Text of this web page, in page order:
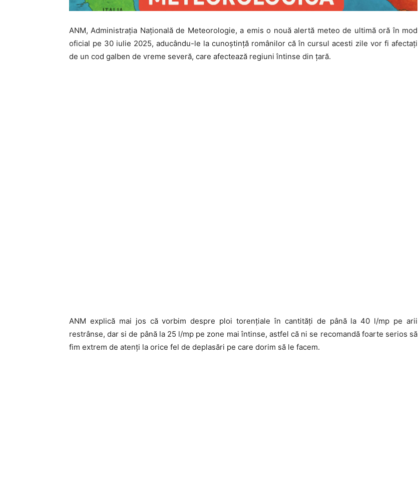
ANM, Administrația Națională de Meteorologie, a emis o nouă alertă meteo de ultimă oră în mod
oficial pe 30 iulie 2025, aducându-le la cunoștință românilor că în cursul acesti zile vor fi afectați
de un cod galben de vreme severă, care afectează regiuni întinse din țară.
ANM explică mai jos că vorbim despre ploi torențiale în cantități de până la 40 l/mp pe arii
restrânse, dar si de până la 25 l/mp pe zone mai întinse, astfel că ni se recomandă foarte serios să
fim extrem de atenți la orice fel de deplasări pe care dorim să le facem.